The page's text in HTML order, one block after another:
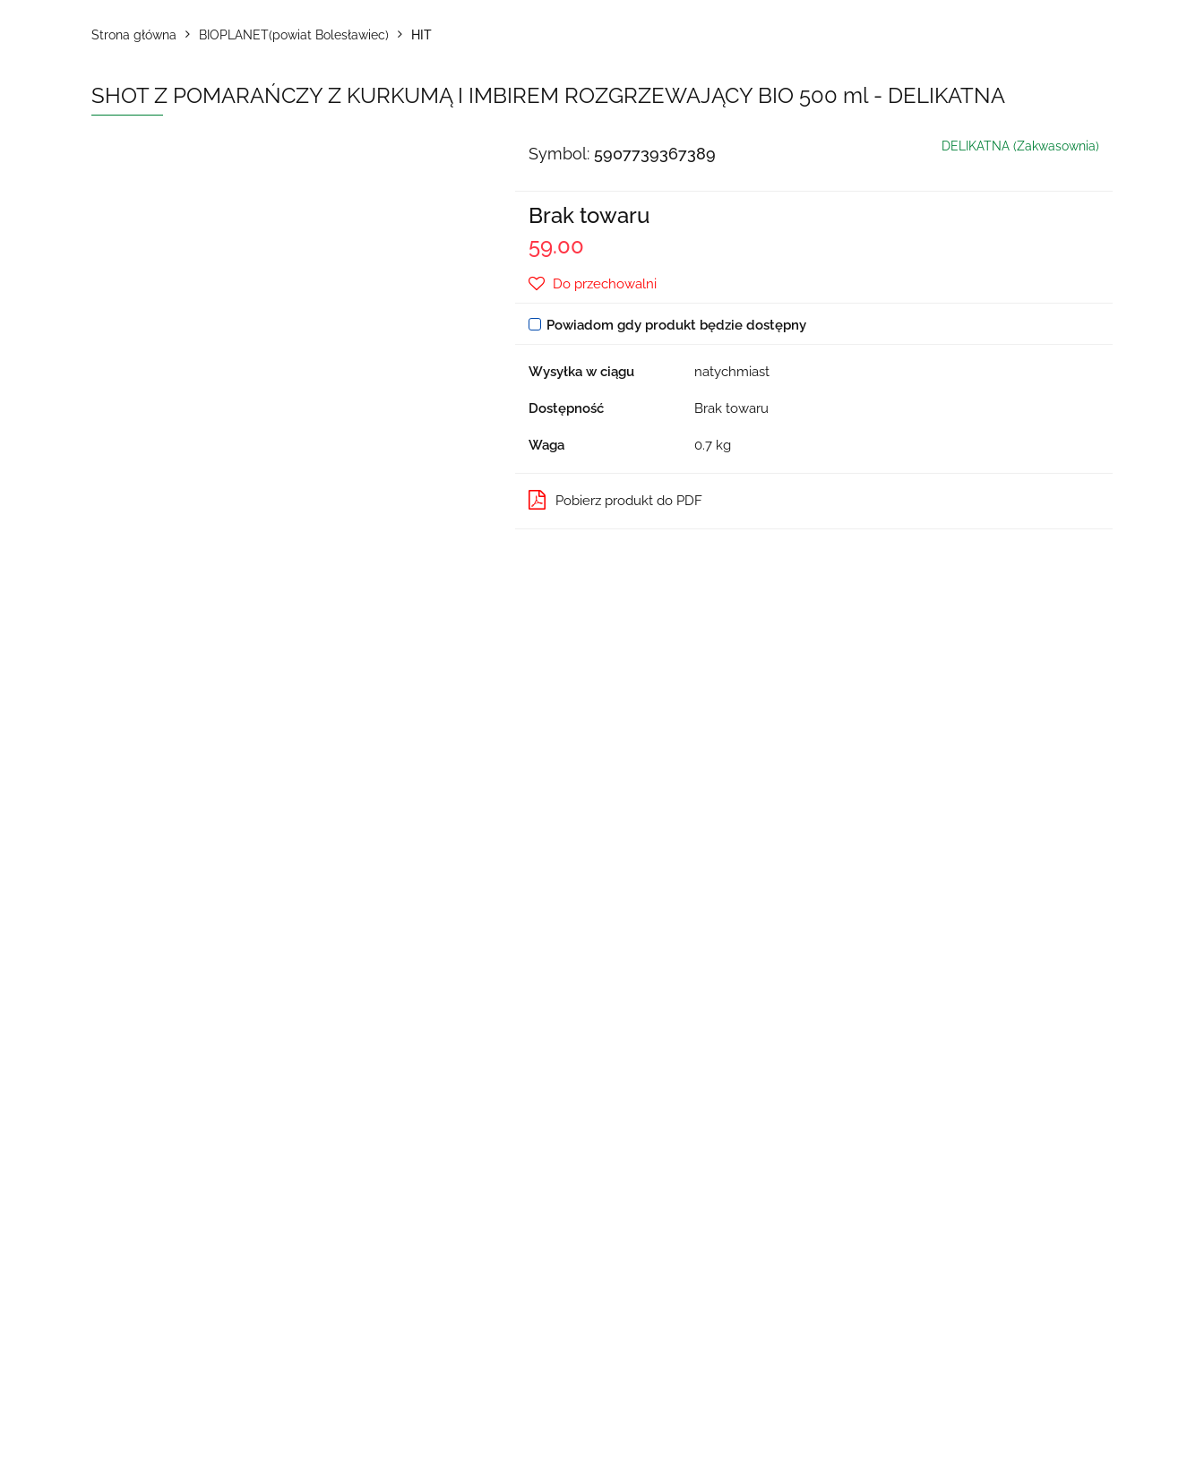
Strona główna BIOPLANET(powiat Bolesławiec) HIT
SHOT Z POMARAŃCZY Z KURKUMĄ I IMBIREM ROZGRZEWAJĄCY BIO 500 ml - DELIKATNA
Symbol: 5907739367389 DELIKATNA (Zakwasownia)
Brak towaru
59.00
Do przechowalni
Powiadom gdy produkt będzie dostępny
Wysyłka w ciągu natychmiast
Dostępność Brak towaru
Waga 0.7 kg
Pobierz produkt do PDF